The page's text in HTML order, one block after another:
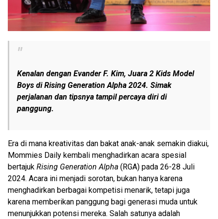
Kenalan dengan Evander F. Kim, Juara 2 Kids Model
Boys di Rising Generation Alpha 2024. Simak
perjalanan dan tipsnya tampil percaya diri di
panggung.
Era di mana kreativitas dan bakat anak-anak semakin diakui,
Mommies Daily kembali menghadirkan acara spesial
bertajuk Rising Generation Alpha (RGA) pada 26-28 Juli
2024. Acara ini menjadi sorotan, bukan hanya karena
menghadirkan berbagai kompetisi menarik, tetapi juga
karena memberikan panggung bagi generasi muda untuk
menunjukkan potensi mereka. Salah satunya adalah